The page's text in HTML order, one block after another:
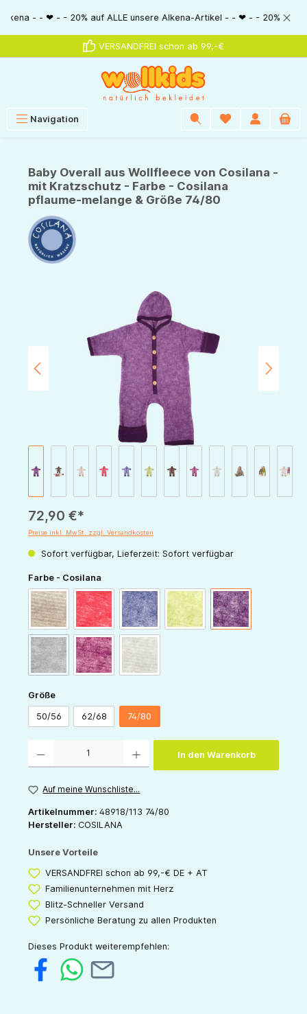
springen
❤ - - 20% auf ALLE unsere Alkena-Artikel - - ❤ - - 20% NUR
VERSANDFREI schon ab 99,-€
Navigation
Baby Overall aus Wollfleece von Cosilana -
mit Kratzschutz - Farbe - Cosilana
pflaume-melange & Größe 74/80
72,90 €*
Preise inkl. MwSt. zzgl. Versandkosten
Sofort verfügbar, Lieferzeit: Sofort verfügbar
Farbe - Cosilana
latte-macchiatorot-melangemarine-melangegrün-melangepflaume-melange
schoko-melange
(Diese Option ist zurzeit nicht verfügbar.)
weinrot-melange
Größeauswählen
50/56 62/68 74/80
In den Warenkorb
Auf meine Wunschliste...
Artikelnummer: 48918/113 74/80
Hersteller: COSILANA
Unsere Vorteile
VERSANDFREI schon ab 99,-€ DE + AT
Familienunternehmen mit Herz
Blitz-Schneller Versand
Persönliche Beratung zu allen Produkten
Dieses Produkt weiterempfehlen: